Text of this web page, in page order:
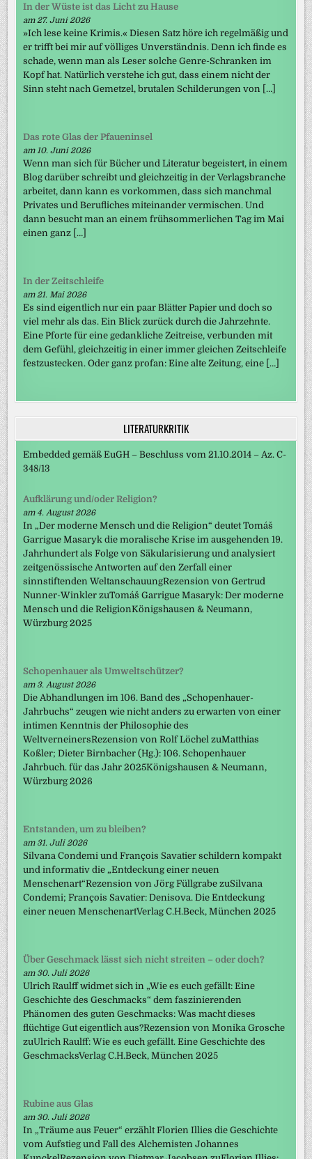
In der Wüste ist das Licht zu Hause
am 27. Juni 2026
»Ich lese keine Krimis.« Diesen Satz höre ich regelmäßig und
er trifft bei mir auf völliges Unverständnis. Denn ich finde es
schade, wenn man als Leser solche Genre-Schranken im
Kopf hat. Natürlich verstehe ich gut, dass einem nicht der
Sinn steht nach Gemetzel, brutalen Schilderungen von […]
Das rote Glas der Pfaueninsel
am 10. Juni 2026
Wenn man sich für Bücher und Literatur begeistert, in einem
Blog darüber schreibt und gleichzeitig in der Verlagsbranche
arbeitet, dann kann es vorkommen, dass sich manchmal
Privates und Berufliches miteinander vermischen. Und
dann besucht man an einem frühsommerlichen Tag im Mai
einen ganz […]
In der Zeitschleife
am 21. Mai 2026
Es sind eigentlich nur ein paar Blätter Papier und doch so
viel mehr als das. Ein Blick zurück durch die Jahrzehnte.
Eine Pforte für eine gedankliche Zeitreise, verbunden mit
dem Gefühl, gleichzeitig in einer immer gleichen Zeitschleife
festzustecken. Oder ganz profan: Eine alte Zeitung, eine […]
LITERATURKRITIK
Embedded gemäß EuGH – Beschluss vom 21.10.2014 – Az. C-
348/13
Aufklärung und/oder Religion?
am 4. August 2026
In „Der moderne Mensch und die Religion“ deutet Tomáš
Garrigue Masaryk die moralische Krise im ausgehenden 19.
Jahrhundert als Folge von Säkularisierung und analysiert
zeitgenössische Antworten auf den Zerfall einer
sinnstiftenden WeltanschauungRezension von Gertrud
Nunner-Winkler zuTomáš Garrigue Masaryk: Der moderne
Mensch und die ReligionKönigshausen & Neumann,
Würzburg 2025
Schopenhauer als Umweltschützer?
am 3. August 2026
Die Abhandlungen im 106. Band des „Schopenhauer-
Jahrbuchs“ zeugen wie nicht anders zu erwarten von einer
intimen Kenntnis der Philosophie des
WeltverneinersRezension von Rolf Löchel zuMatthias
Koßler; Dieter Birnbacher (Hg.): 106. Schopenhauer
Jahrbuch. für das Jahr 2025Königshausen & Neumann,
Würzburg 2026
Entstanden, um zu bleiben?
am 31. Juli 2026
Silvana Condemi und François Savatier schildern kompakt
und informativ die „Entdeckung einer neuen
Menschenart“Rezension von Jörg Füllgrabe zuSilvana
Condemi; François Savatier: Denisova. Die Entdeckung
einer neuen MenschenartVerlag C.H.Beck, München 2025
Über Geschmack lässt sich nicht streiten – oder doch?
am 30. Juli 2026
Ulrich Raulff widmet sich in „Wie es euch gefällt: Eine
Geschichte des Geschmacks“ dem faszinierenden
Phänomen des guten Geschmacks: Was macht dieses
flüchtige Gut eigentlich aus?Rezension von Monika Grosche
zuUlrich Raulff: Wie es euch gefällt. Eine Geschichte des
GeschmacksVerlag C.H.Beck, München 2025
Rubine aus Glas
am 30. Juli 2026
In „Träume aus Feuer“ erzählt Florien Illies die Geschichte
vom Aufstieg und Fall des Alchemisten Johannes